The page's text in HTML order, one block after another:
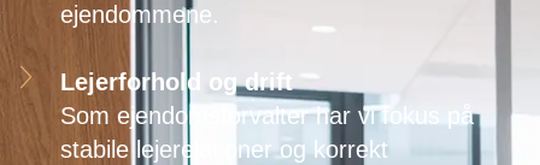
ejendommene.
Lejerforhold og drift
Som ejendomsforvalter har vi fokus på
stabile lejerelationer og korrekt